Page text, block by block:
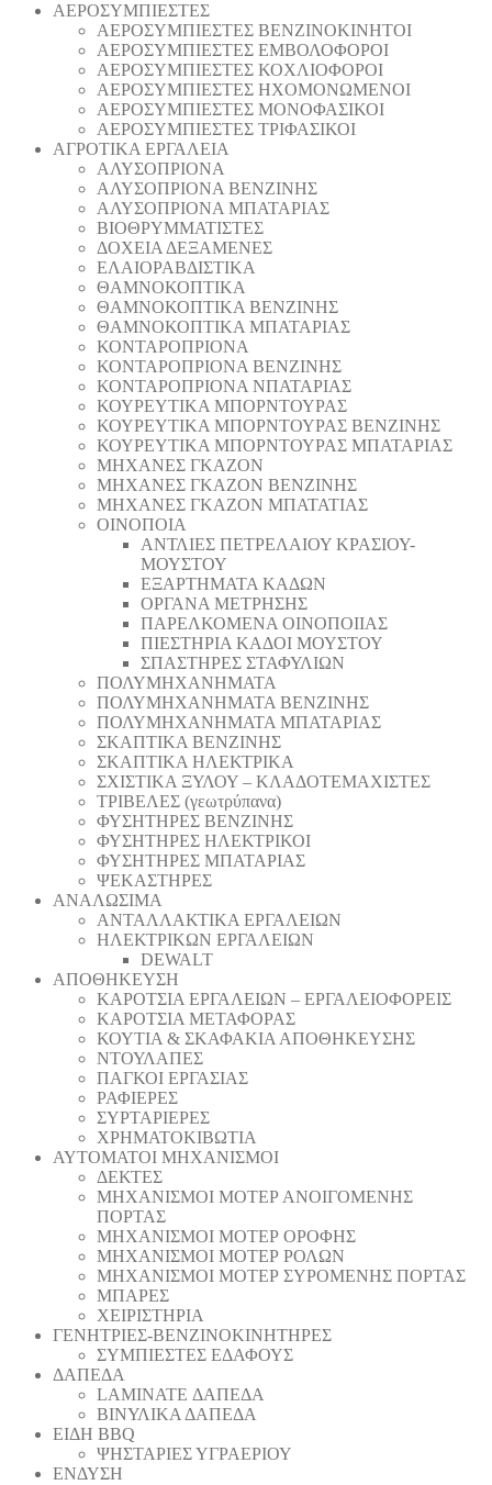
AEΡΟΣΥΜΠΙΕΣΤΕΣ
AEΡΟΣΥΜΠΙΕΣΤΕΣ ΒΕΝΖΙΝΟΚΙΝΗΤΟΙ
AEΡΟΣΥΜΠΙΕΣΤΕΣ ΕΜΒΟΛΟΦΟΡΟΙ
AEΡΟΣΥΜΠΙΕΣΤΕΣ ΚΟΧΛΙΟΦΟΡΟΙ
ΑΕΡΟΣΥΜΠΙΕΣΤΕΣ ΗΧΟΜΟΝΩΜΕΝΟΙ
ΑΕΡΟΣΥΜΠΙΕΣΤΕΣ ΜΟΝΟΦΑΣΙΚΟΙ
ΑΕΡΟΣΥΜΠΙΕΣΤΕΣ ΤΡΙΦΑΣΙΚΟΙ
ΑΓΡΟΤΙΚΑ ΕΡΓΑΛΕΙΑ
AΛΥΣΟΠΡΙΟΝΑ
AΛΥΣΟΠΡΙΟΝΑ ΒΕΝΖΙΝΗΣ
AΛΥΣΟΠΡΙΟΝΑ ΜΠΑΤΑΡΙΑΣ
ΒΙΟΘΡΥΜΜΑΤΙΣΤΕΣ
ΔΟΧΕΙΑ ΔΕΞΑΜΕΝΕΣ
ΕΛΑΙΟΡΑΒΔΙΣΤΙΚΑ
ΘAΜΝΟΚΟΠΤΙΚΑ
ΘAΜΝΟΚΟΠΤΙΚΑ ΒΕΝΖΙΝΗΣ
ΘAΜΝΟΚΟΠΤΙΚΑ ΜΠΑΤΑΡΙΑΣ
ΚΟΝΤΑΡΟΠΡΙΟΝΑ
ΚΟΝΤΑΡΟΠΡΙΟΝΑ ΒΕΝΖΙΝΗΣ
ΚΟΝΤΑΡΟΠΡΙΟΝΑ ΝΠΑΤΑΡΙΑΣ
ΚΟΥΡΕΥΤΙΚΑ ΜΠΟΡΝΤΟΥΡΑΣ
ΚΟΥΡΕΥΤΙΚΑ ΜΠΟΡΝΤΟΥΡΑΣ ΒΕΝΖΙΝΗΣ
ΚΟΥΡΕΥΤΙΚΑ ΜΠΟΡΝΤΟΥΡΑΣ ΜΠΑΤΑΡΙΑΣ
ΜΗΧΑΝΕΣ ΓΚΑΖΟΝ
ΜΗΧΑΝΕΣ ΓΚΑΖΟΝ ΒΕΝΖΙΝΗΣ
ΜΗΧΑΝΕΣ ΓΚΑΖΟΝ ΜΠΑΤΑΤΙΑΣ
ΟΙΝΟΠΟΙΑ
ΑΝΤΛΙΕΣ ΠΕΤΡΕΛΑΙΟΥ ΚΡΑΣΙΟΥ-
ΜΟΥΣΤΟΥ
ΕΞΑΡΤΗΜΑΤΑ ΚΑΔΩΝ
ΟΡΓΑΝΑ ΜΕΤΡΗΣΗΣ
ΠΑΡΕΛΚΟΜΕΝΑ ΟΙΝΟΠΟΙΙΑΣ
ΠΙΕΣΤΗΡΙΑ ΚΑΔΟΙ ΜΟΥΣΤΟΥ
ΣΠΑΣΤΗΡΕΣ ΣΤΑΦΥΛΙΩΝ
ΠΟΛΥΜΗΧΑΝΗΜΑΤΑ
ΠΟΛΥΜΗΧΑΝΗΜΑΤΑ ΒΕΝΖΙΝΗΣ
ΠΟΛΥΜΗΧΑΝΗΜΑΤΑ ΜΠΑΤΑΡΙΑΣ
ΣΚΑΠΤΙΚΑ ΒΕΝΖΙΝΗΣ
ΣΚΑΠΤΙΚΑ ΗΛΕΚΤΡΙΚΑ
ΣΧΙΣΤΙΚΑ ΞΥΛΟΥ – ΚΛΑΔΟΤΕΜΑΧΙΣΤΕΣ
ΤΡΙΒΕΛΕΣ (γεωτρύπανα)
ΦΥΣΗΤΗΡΕΣ ΒΕΝΖΙΝΗΣ
ΦΥΣΗΤΗΡΕΣ ΗΛΕΚΤΡΙΚΟΙ
ΦΥΣΗΤΗΡΕΣ ΜΠΑΤΑΡΙΑΣ
ΨΕΚΑΣΤΗΡΕΣ
ΑΝΑΛΩΣΙΜΑ
ΑΝΤΑΛΛΑΚΤΙΚΑ ΕΡΓΑΛΕΙΩΝ
ΗΛΕΚΤΡΙΚΩΝ ΕΡΓΑΛΕΙΩΝ
DEWALT
ΑΠΟΘΗΚΕΥΣΗ
ΚΑΡΟΤΣΙΑ ΕΡΓΑΛΕΙΩΝ – ΕΡΓΑΛΕΙΟΦΟΡΕΙΣ
ΚΑΡΟΤΣΙΑ ΜΕΤΑΦΟΡΑΣ
ΚΟΥΤΙΑ & ΣΚΑΦΑΚΙΑ ΑΠΟΘΗΚΕΥΣΗΣ
ΝΤΟΥΛΑΠΕΣ
ΠΑΓΚΟΙ ΕΡΓΑΣΙΑΣ
ΡΑΦΙΕΡΕΣ
ΣΥΡΤΑΡΙΕΡΕΣ
ΧΡΗΜΑΤΟΚΙΒΩΤΙΑ
ΑΥΤΟΜΑΤΟΙ ΜΗΧΑΝΙΣΜΟΙ
ΔΕΚΤΕΣ
ΜΗΧΑΝΙΣΜΟΙ ΜΟΤΕΡ ΑΝΟΙΓΟΜΕΝΗΣ
ΠΟΡΤΑΣ
ΜΗΧΑΝΙΣΜΟΙ ΜΟΤΕΡ ΟΡΟΦΗΣ
ΜΗΧΑΝΙΣΜΟΙ ΜΟΤΕΡ ΡΟΛΩΝ
ΜΗΧΑΝΙΣΜΟΙ ΜΟΤΕΡ ΣΥΡΟΜΕΝΗΣ ΠΟΡΤΑΣ
ΜΠΑΡΕΣ
ΧΕΙΡΙΣΤΗΡΙΑ
ΓΕΝΗΤΡΙΕΣ-ΒΕΝΖΙΝΟΚΙΝΗΤΗΡΕΣ
ΣΥΜΠΙΕΣΤΕΣ ΕΔΑΦΟΥΣ
ΔΑΠΕΔΑ
LAMINATE ΔΑΠΕΔΑ
ΒΙΝΥΛΙΚΑ ΔΑΠΕΔΑ
ΕΙΔΗ BBQ
ΨΗΣΤΑΡΙΕΣ ΥΓΡΑΕΡΙΟΥ
ΕΝΔΥΣΗ